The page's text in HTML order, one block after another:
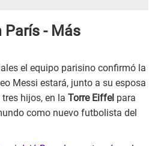
París - Más
el equipo parisino confirmó la
Messi estará, junto a su esposa
hijos, en la Torre Eiffel para
como nuevo futbolista del